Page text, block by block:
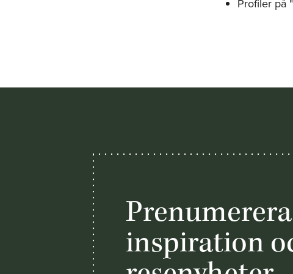
Profiler på
inspiration